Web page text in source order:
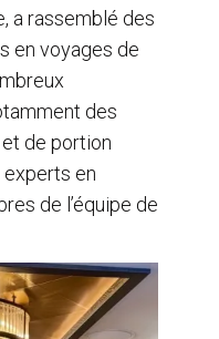
a rassemblé des
en voyages de
des
de portion
en
de l’équipe de